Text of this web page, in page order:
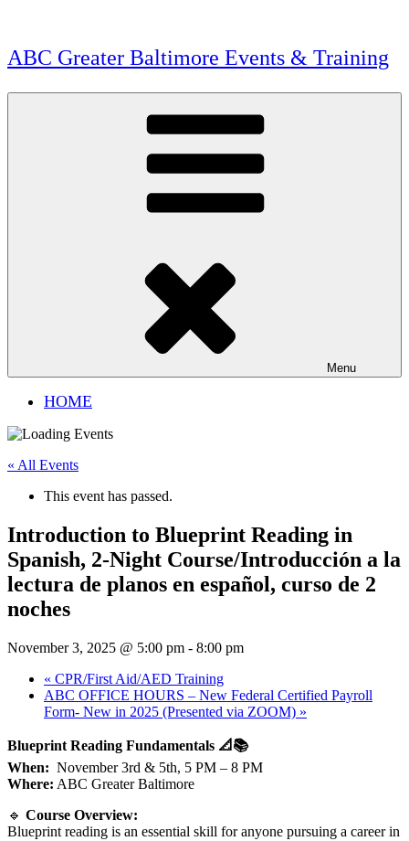
content
ABC Greater Baltimore Events & Training
Menu
HOME
« All Events
This event has passed.
Introduction to Blueprint Reading in
Spanish, 2-Night Course/Introducción a la
lectura de planos en español, curso de 2
noches
November 3, 2025 @ 5:00 pm - 8:00 pm
« CPR/First Aid/AED Training
ABC OFFICE HOURS – New Federal Certified Payroll
Form- New in 2025 (Presented via ZOOM) »
Blueprint Reading Fundamentals 📐📚
When: November 3rd & 5th, 5 PM – 8 PM
Where: ABC Greater Baltimore
🔹 Course Overview:
Blueprint reading is an essential skill for anyone pursuing a career in